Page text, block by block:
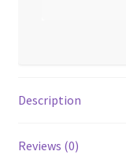
Description
Reviews (0)